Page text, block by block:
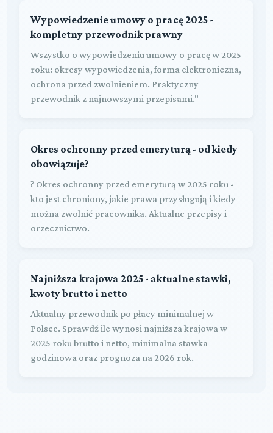
Wypowiedzenie umowy o pracę 2025 -
kompletny przewodnik prawny
Wszystko o wypowiedzeniu umowy o pracę w 2025
roku: okresy wypowiedzenia, forma elektroniczna,
ochrona przed zwolnieniem. Praktyczny
przewodnik z najnowszymi przepisami."
Okres ochronny przed emeryturą - od kiedy
obowiązuje?
? Okres ochronny przed emeryturą w 2025 roku -
kto jest chroniony, jakie prawa przysługują i kiedy
można zwolnić pracownika. Aktualne przepisy i
orzecznictwo.
Najniższa krajowa 2025 - aktualne stawki,
kwoty brutto i netto
Aktualny przewodnik po płacy minimalnej w
Polsce. Sprawdź ile wynosi najniższa krajowa w
2025 roku brutto i netto, minimalna stawka
godzinowa oraz prognoza na 2026 rok.